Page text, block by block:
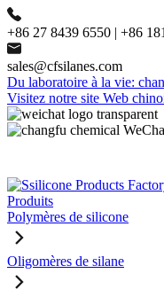
+86 27 8439 6550 | +86
sales@cfsilanes.com
Du laboratoire à la vie:
Visitez notre site Web
Produits
Polymères de silicone
Oligomères de silane